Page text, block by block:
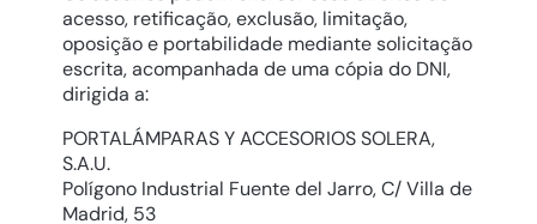
acesso, retificação, exclusão, limitação,
oposição e portabilidade mediante solicitação
escrita, acompanhada de uma cópia do DNI,
dirigida a:
PORTALÁMPARAS Y ACCESORIOS SOLERA,
S.A.U.
Polígono Industrial Fuente del Jarro, C/ Villa de
Madrid, 53